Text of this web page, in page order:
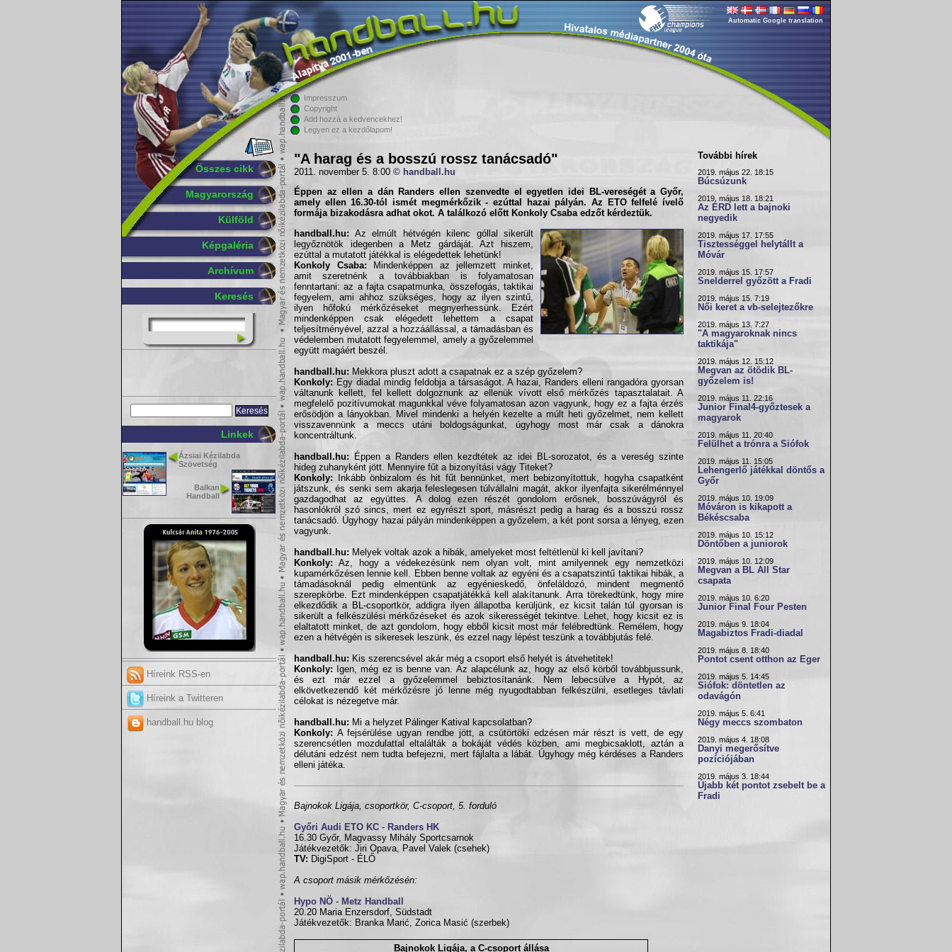
Összes cikk
Magyarország
Külföld
Képgaléria
Archívum
Keresés
Linkek
Ázsiai Kézilabda
Szövetség
Balkan
Handball
Híreink RSS-en
Híreink a Twitteren
handball.hu blog
Automatic Google translation
Impresszum
Copyright
Add hozzá a kedvencekhez!
Legyen ez a kezdőlapom!
"A harag és a bosszú rossz tanácsadó"
2011. november 5. 8:00 © handball.hu
Éppen az ellen a dán Randers ellen szenvedte el egyetlen idei BL-vereségét aGyőr,
amely ellen 16.30-tól ismét megmérkőzik - ezúttal hazai pályán. Az ETO felfelé ívelő
formája bizakodásra adhat okot. A találkozó előtt Konkoly Csabaedzőt kérdeztük.
handball.hu: Az elmúlt hétvégén kilenc góllal sikerült
legyőznötök idegenben a Metz gárdáját. Azt hiszem,
ezúttal a mutatott játékkal is elégedettek lehetünk!
Konkoly Csaba: Mindenképpen az jellemzett minket,
amit szeretnénk a továbbiakban is folyamatosan
fenntartani: az a fajta csapatmunka, összefogás, taktikai
fegyelem, ami ahhoz szükséges, hogy az ilyen szintű,
ilyen hőfokú mérkőzéseket megnyerhessünk. Ezért
mindenképpen csak elégedett lehettem a csapat
teljesítményével, azzal a hozzáállással, a támadásban és
védelemben mutatott fegyelemmel, amely a győzelemmel
együtt magáért beszél.
handball.hu: Mekkora pluszt adott a csapatnak ez a szép győzelem?
Konkoly: Egy diadal mindig feldobja a társaságot. A hazai, Randers elleni rangadóra gyorsan
váltanunk kellett, fel kellett dolgoznunk az ellenük vívott első mérkőzés tapasztalatait. A
megfelelő pozitívumokat magunkkal véve folyamatosan azon vagyunk, hogy ez a fajta érzés
erősödjön a lányokban. Mivel mindenki a helyén kezelte a múlt heti győzelmet, nem kellett
visszavennünk a meccs utáni boldogságunkat, úgyhogy most már csak a dánokra
koncentráltunk.
handball.hu: Éppen a Randers ellen kezdtétek az idei BL-sorozatot, és a vereség szinte
hideg zuhanyként jött. Mennyire fűt a bizonyítási vágy Titeket?
Konkoly: Inkább önbizalom és hit fűt bennünket, mert bebizonyítottuk, hogyha csapatként
játszunk, és senki sem akarja feleslegesen túlvállalni magát, akkor ilyenfajta sikerélménnyel
gazdagodhat az együttes. A dolog ezen részét gondolom erősnek, bosszúvágyról és
hasonlókról szó sincs, mert ez egyrészt sport, másrészt pedig a harag és a bosszú rossz
tanácsadó. Úgyhogy hazai pályán mindenképpen a győzelem, a két pont sorsa a lényeg, ezen
vagyunk.
handball.hu: Melyek voltak azok a hibák, amelyeket most feltétlenül ki kell javítani?
Konkoly: Az, hogy a védekezésünk nem olyan volt, mint amilyennek egy nemzetközi
kupamérkőzésen lennie kell. Ebben benne voltak az egyéni és a csapatszintű taktikai hibák, a
támadásoknál pedig elmentünk az egyénieskedő, önfeláldozó, mindent megmentő
szerepkörbe. Ezt mindenképpen csapatjátékká kell alakítanunk. Arra törekedtünk, hogy mire
elkezdődik a BL-csoportkör, addigra ilyen állapotba kerüljünk, ez kicsit talán túl gyorsan is
sikerült a felkészülési mérkőzéseket és azok sikerességét tekintve. Lehet, hogy kicsit ez is
elaltatott minket, de azt gondolom, hogy ebből kicsit most már felébredtünk. Remélem, hogy
ezen a hétvégén is sikeresek leszünk, és ezzel nagy lépést teszünk a továbbjutás felé.
handball.hu: Kis szerencsével akár még a csoport első helyét is átvehetitek!
Konkoly: Igen, még ez is benne van. Az alapcélunk az, hogy az első körből továbbjussunk,
és ezt már ezzel a győzelemmel bebiztosítanánk. Nem lebecsülve a Hypót, az
elkövetkezendő két mérkőzésre jó lenne még nyugodtabban felkészülni, esetleges távlati
célokat is nézegetve már.
handball.hu: Mi a helyzet Pálinger Katival kapcsolatban?
Konkoly: A fejsérülése ugyan rendbe jött, a csütörtöki edzésen már részt is vett, de egy
szerencsétlen mozdulattal eltalálták a bokáját védés közben, ami megbicsaklott, aztán a
délutáni edzést nem tudta befejezni, mert fájlalta a lábát. Úgyhogy még kérdéses a Randers
elleni játéka.
Bajnokok Ligája, csoportkör, C-csoport, 5. forduló
Győri Audi ETO KC - Randers HK
16.30 Győr, Magvassy Mihály Sportcsarnok
Játékvezetők: Jiri Opava, Pavel Valek (csehek)
TV: DigiSport - ÉLŐ
A csoport másik mérkőzésén:
Hypo NÖ - Metz Handball
20.20 Maria Enzersdorf, Südstadt
Játékvezetők: Branka Marić, Zorica Masić (szerbek)
Bajnokok Ligája, a C-csoport állása
További hírek
2019. május 22. 18:15
Búcsúzunk
2019. május 18. 18:21
Az ÉRD lett a bajnoki
negyedik
2019. május 17. 17:55
Tisztességgel helytállt a
Móvár
2019. május 15. 17:57
Snelderrel győzött a Fradi
2019. május 15. 7:19
Női keret a vb-selejtezőkre
2019. május 13. 7:27
"A magyaroknak nincs
taktikája"
2019. május 12. 15:12
Megvan az ötödik BL-
győzelem is!
2019. május 11. 22:16
Junior Final4-győztesek a
magyarok
2019. május 11. 20:40
Felülhet a trónra a Siófok
2019. május 11. 15:05
Lehengerlő játékkal döntős a
Győr
2019. május 10. 19:09
Móváron is kikapott a
Békéscsaba
2019. május 10. 15:12
Döntőben a juniorok
2019. május 10. 12:09
Megvan a BL All Star
csapata
2019. május 10. 6:20
Junior Final Four Pesten
2019. május 9. 18:04
Magabiztos Fradi-diadal
2019. május 8. 18:40
Pontot csent otthon az Eger
2019. május 5. 14:45
Siófok: döntetlen az
odavágón
2019. május 5. 6:41
Négy meccs szombaton
2019. május 4. 18:08
Danyi megerősítve
pozíciójában
2019. május 3. 18:44
Újabb két pontot zsebelt be a
Fradi